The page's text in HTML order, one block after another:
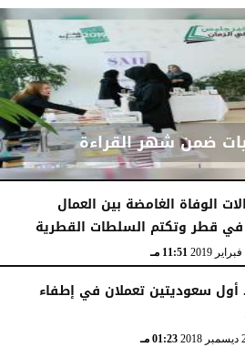
ضمن شهر القراءة
الوفاة الغامضة بين العمال
في قطر وتكتم السلطات القطرية
11:51 مـ
أول سعوديتين تعملان في إطفاء
01:23 مـ